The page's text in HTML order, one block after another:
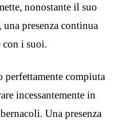
nonostante il suo
presenza continua
con i suoi.
perfettamente compiuta
incessantemente in
Una presenza